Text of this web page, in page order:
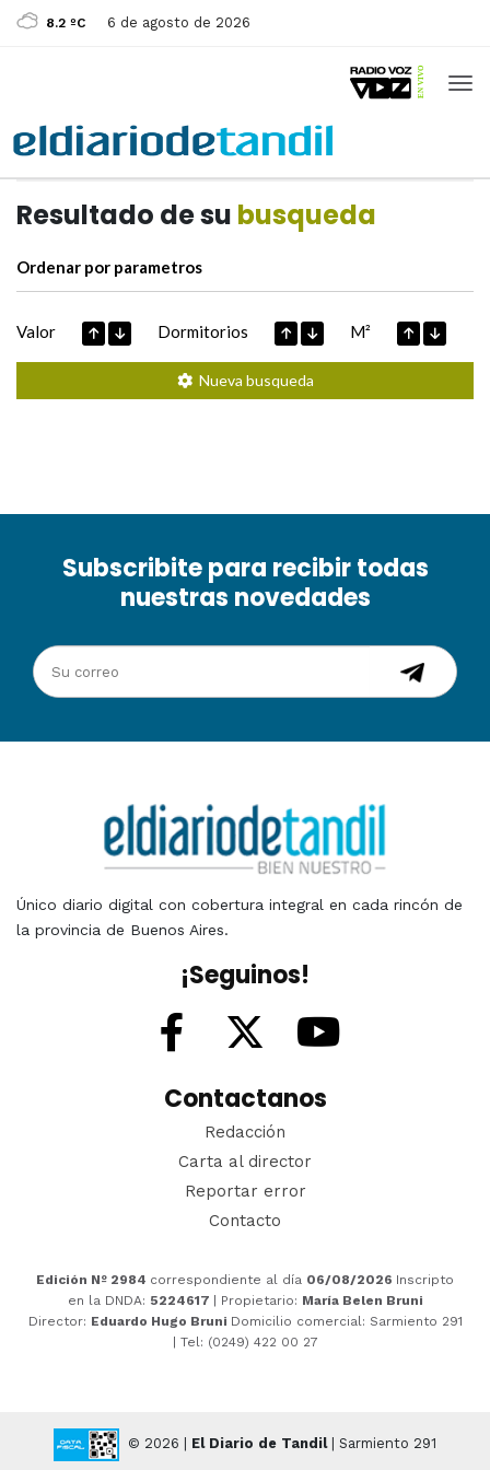
8.2 ºC 6 de agosto de 2026
Resultado de su busqueda
Ordenar por parametros
Valor Dormitorios M²
Nueva busqueda
Subscribite para recibir todas
nuestras novedades
Único diario digital con cobertura integral en cada rincón de
la provincia de Buenos Aires.
¡Seguinos!
Contactanos
Redacción
Carta al director
Reportar error
Contacto
Edición Nº 2984 correspondiente al día 06/08/2026 Inscripto
en la DNDA: 5224617 | Propietario: María Belen Bruni
Director: Eduardo Hugo Bruni Domicilio comercial: Sarmiento 291
| Tel: (0249) 422 00 27
© 2026 | El Diario de Tandil| Sarmiento 291